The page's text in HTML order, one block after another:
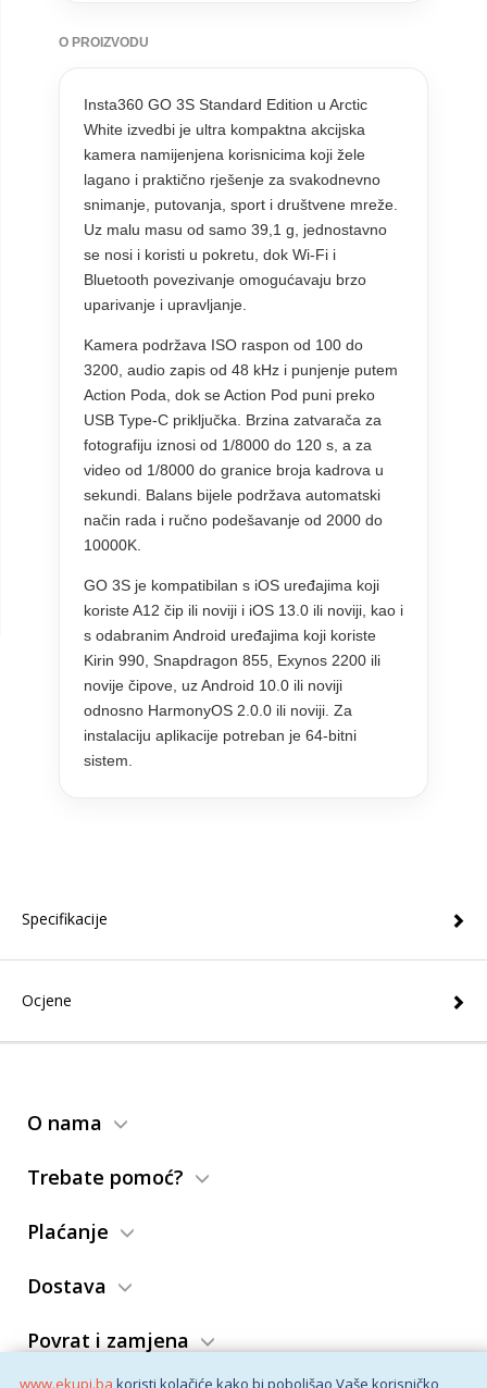
www.ekupi.ba koristi kolačiće kako bi poboljšao Vaše korisničko
O PROIZVODU
Insta360 GO 3S Standard Edition u Arctic
White izvedbi je ultra kompaktna akcijska
kamera namijenjena korisnicima koji žele
lagano i praktično rješenje za svakodnevno
snimanje, putovanja, sport i društvene mreže.
Uz malu masu od samo 39,1 g, jednostavno
se nosi i koristi u pokretu, dok Wi-Fi i
Bluetooth povezivanje omogućavaju brzo
uparivanje i upravljanje.
Kamera podržava ISO raspon od 100 do
3200, audio zapis od 48 kHz i punjenje putem
Action Poda, dok se Action Pod puni preko
USB Type-C priključka. Brzina zatvarača za
fotografiju iznosi od 1/8000 do 120 s, a za
video od 1/8000 do granice broja kadrova u
sekundi. Balans bijele podržava automatski
način rada i ručno podešavanje od 2000 do
10000K.
GO 3S je kompatibilan s iOS uređajima koji
koriste A12 čip ili noviji i iOS 13.0 ili noviji, kao i
s odabranim Android uređajima koji koriste
Kirin 990, Snapdragon 855, Exynos 2200 ili
novije čipove, uz Android 10.0 ili noviji
odnosno HarmonyOS 2.0.0 ili noviji. Za
instalaciju aplikacije potreban je 64-bitni
sistem.
Specifikacije
Ocjene
O nama
Trebate pomoć?
Plaćanje
Dostava
Povrat i zamjena